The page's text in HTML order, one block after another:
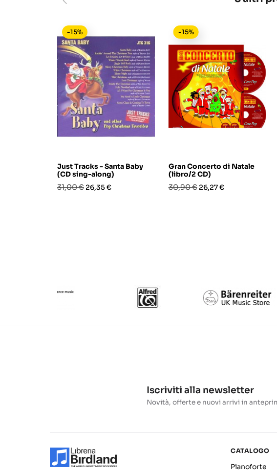
Just Tracks - Santa Baby
(CD sing-along)
Prezzo
31,00 € Prezzo
26,35 €
-15%
Gran Concerto di Natale
(libro/2 CD)
Prezzo
30,90 € Prezzo
26,27 €
-15%
Iscriviti alla newsletter
Novità, offerte e nuovi arrivi in
CATALOGO
Pianoforte